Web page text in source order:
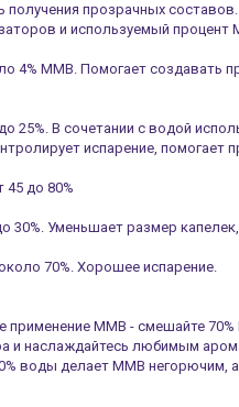
получения прозрачных составов.
и используемый процент
4% MMB. Помогает создавать
25%. В сочетании с водой
испарение, помогает
45 до 80%
30%. Уменьшает размер
70%. Хорошее испарение.
применение MMB - смешайте
и наслаждайтесь любимым
воды делает ММВ негорючим,